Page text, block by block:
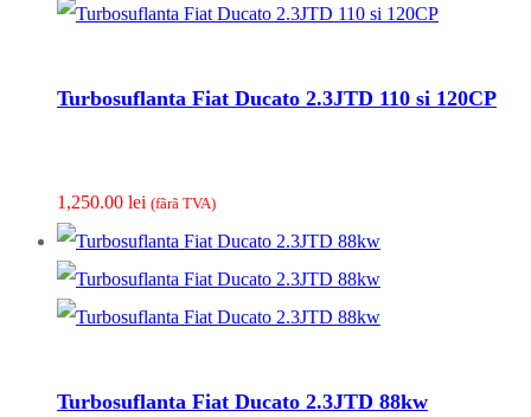
Turbosuflanta Fiat Ducato 2.3JTD 110 si 120CP
1,250.00 lei (fãrã TVA)
Turbosuflanta Fiat Ducato 2.3JTD 88kw